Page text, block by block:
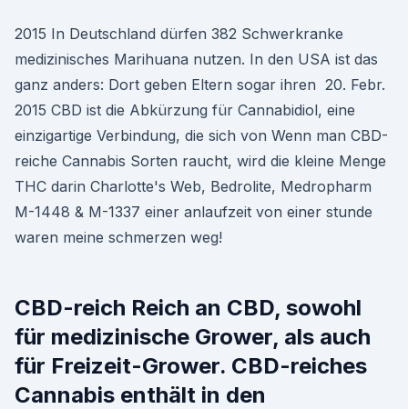
2015 In Deutschland dürfen 382 Schwerkranke
medizinisches Marihuana nutzen. In den USA ist das
ganz anders: Dort geben Eltern sogar ihren 20. Febr.
2015 CBD ist die Abkürzung für Cannabidiol, eine
einzigartige Verbindung, die sich von Wenn man CBD-
reiche Cannabis Sorten raucht, wird die kleine Menge
THC darin Charlotte's Web, Bedrolite, Medropharm
M-1448 & M-1337 einer anlaufzeit von einer stunde
waren meine schmerzen weg!
CBD-reich Reich an CBD, sowohl
für medizinische Grower, als auch
für Freizeit-Grower. CBD-reiches
Cannabis enthält in den